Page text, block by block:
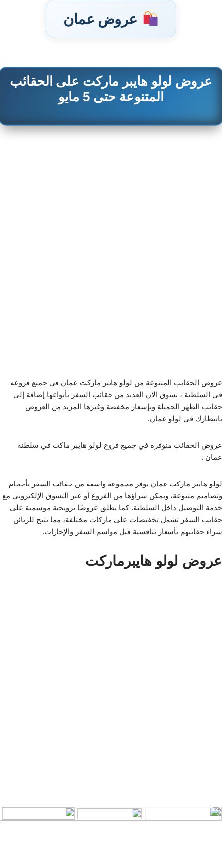
عروض عمان
تخطى
عروض لولو هايبر ماركت على الحقائب
المتنوعة حتى 5 مايو
عروض الحقائب المتنوعة من لولو هايبر ماركت عمان في جميع فروعه
في السلطنة ، تسوق الان العديد من حقائب السفر بأنواعها إضافة إلى
حقائب الظهر الجميلة وبإسعار مخفضة وغيرها المزيد من العروض
بانتظارك في لولو عمان.
عروض الحقائب متوفرة في جميع فروع لولو هايبر ماكت في سلطنة
عمان .
لولو هايبر ماركت عمان يوفر مجموعة واسعة من حقائب السفر بأحجام
وتصاميم متنوعة، ويمكن شراؤها من الفروع أو عبر التسوق الإلكتروني مع
خدمة التوصيل داخل السلطنة. كما يطلق عروضًا ترويجية موسمية على
حقائب السفر تشمل تخفيضات على ماركات مختلفة، مما يتيح للزبائن
شراء حقائبهم بأسعار تنافسية قبل مواسم السفر والإجازات.
عروض لولو هايبرماركت